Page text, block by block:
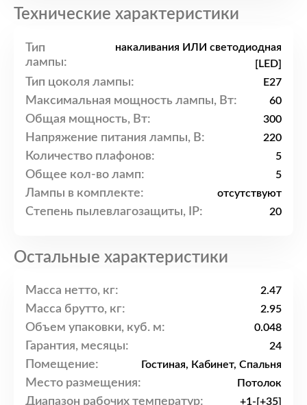
Технические характеристики
Тип
лампы:
накаливания ИЛИ светодиодная
[LED]
Тип цоколя лампы: E27
Максимальная мощность лампы, Вт: 60
Общая мощность, Вт: 300
Напряжение питания лампы, В: 220
Количество плафонов: 5
Общее кол-во ламп: 5
Лампы в комплекте: отсутствуют
Степень пылевлагозащиты, IP: 20
Остальные характеристики
Масса нетто, кг: 2.47
Масса брутто, кг: 2.95
Объем упаковки, куб. м: 0.048
Гарантия, месяцы: 24
Помещение: Гостиная, Кабинет, Спальня
Место размещения: Потолок
Диапазон рабочих температур: +1-[+35]